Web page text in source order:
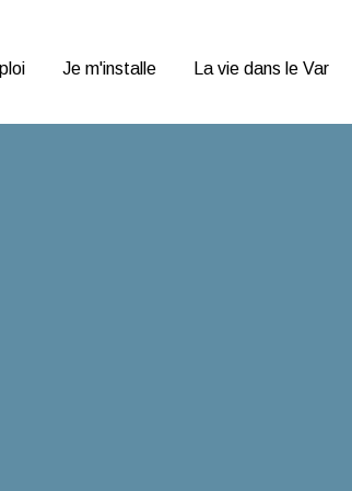
Emploi
Je m'installe La vie dans le Var